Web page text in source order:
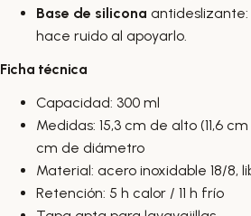
Base de silicona antideslizante:
hace ruido al apoyarlo.
Ficha técnica
Capacidad: 300 ml
Medidas: 15,3 cm de alto (11,6
cm de diámetro
Material: acero inoxidable 18/8,
Retención: 5 h calor / 11 h frío